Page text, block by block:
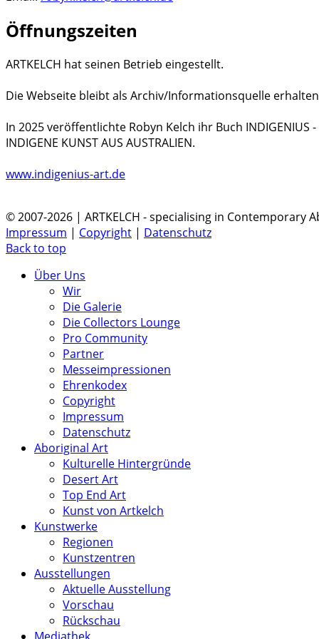
Öffnungszeiten
ARTKELCH hat seinen Betrieb eingestellt.
Die Webseite bleibt als Archiv/Informationsquelle
In 2025 veröffentlichte Robyn Kelch ihr Buch INDIGENIUS -
INDIGENE KUNST AUS AUSTRALIEN.
www.indigenius-art.de
© 2007-2026 | ARTKELCH - specialising in Contemporary
Impressum | Copyright | Datenschutz
Back to top
Über Uns
Wir
Die Galerie
Die Collectors Lounge
Pro Community
Partner
Messeimpressionen
Ehrenkodex
Copyright
Impressum
Datenschutz
Aboriginal Art
Kulturelle Hintergründe
Desert Art
Top End Art
Kunst von Artkelch
Kunstwerke
Regionen
Kunstzentren
Ausstellungen
Aktuelle Ausstellung
Vorschau
Rückschau
Mediathek